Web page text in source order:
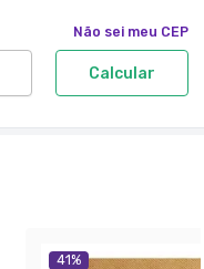
Não sei meu CEP
Calcular
41%